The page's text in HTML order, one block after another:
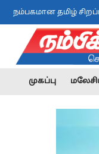
நம்பகமான தமிழ்
முகப்பு